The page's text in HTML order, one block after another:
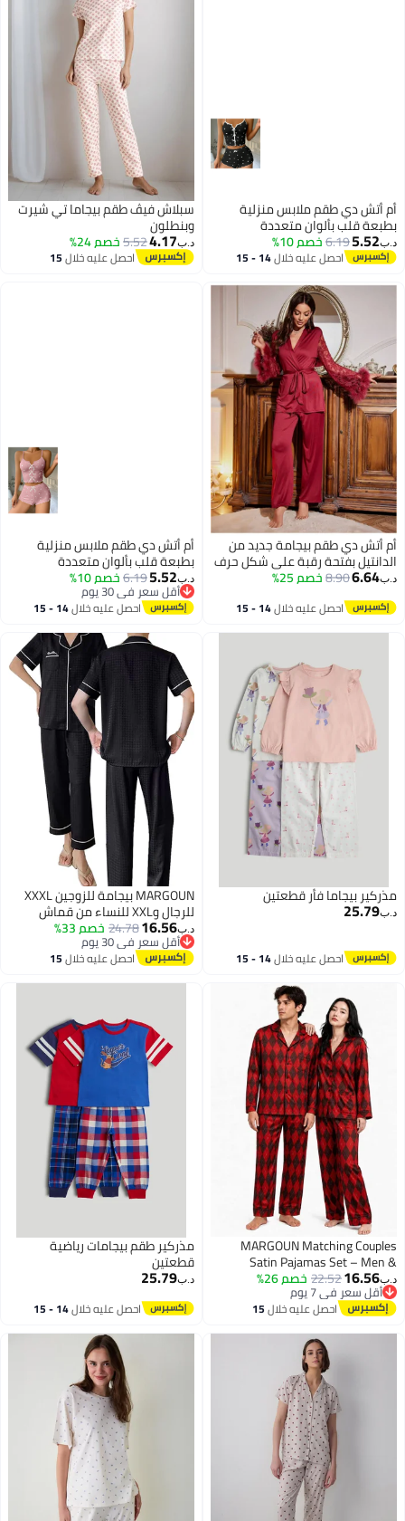
4
أم أتش دي طقم ملابس منزلية
بطبعة قلب بألوان متعددة
د.ب‏5.52
6.19خصم 10%
احصل عليه خلال 14 - 15
سبلاش فيڤ طقم بيجاما تي شيرت
وبنطلون
د.ب‏4.17
5.52خصم 24%
احصل عليه خلال15
3
أم أتش دي طقم بيجامة جديد من
الدانتيل بفتحة رقبة على شكل حرف
V، خفيف وفاخرة ودافئة من الدانتيل
د.ب‏6.64
8.90خصم 25%
احصل عليه خلال 14 - 15
4
أم أتش دي طقم ملابس منزلية
بطبعة قلب بألوان متعددة
د.ب‏5.52
6.19خصم 10%
أقل سعر في 30 يوم
أقل سعر في 30 يوماحصل عليه خلال 14 - 15
مذركير بيجاما فأر قطعتين
د.ب‏25.79
احصل عليه خلال 14 - 15
2
MARGOUN بيجامة للزوجين XXXL
للرجال وXXL للنساء من قماش
هوندستوث من حرير الثلج ملابس
منزلية للاحباء بدلة نوم ملابس نوم
بأكمام قصيرة باللون الأسود
د.ب‏16.56
24.78خصم 33%
أقل سعر في 30 يوم
أقل سعر في 30 يوماحصل عليه خلال15
MARGOUN Matching Couples
Satin Pajamas Set – Men &
Women Luxury Long Sleeve
Button-Down Sleepwear, Soft
Argyle Diamond Check
د.ب‏16.56
22.52خصم 26%
أقل سعر في 7 يوم
أقل سعر في 7 يوماحصل عليه خلال15
اغسطس
مذركير طقم بيجامات رياضية
قطعتين
د.ب‏25.79
احصل عليه خلال 14 - 15
اغسطس